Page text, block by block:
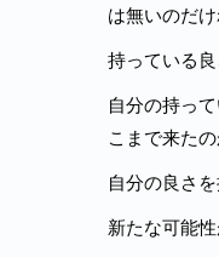
は無いのだけ
持っている良
自分の持っ
こまで来たの
自分の良さ
新たな可能